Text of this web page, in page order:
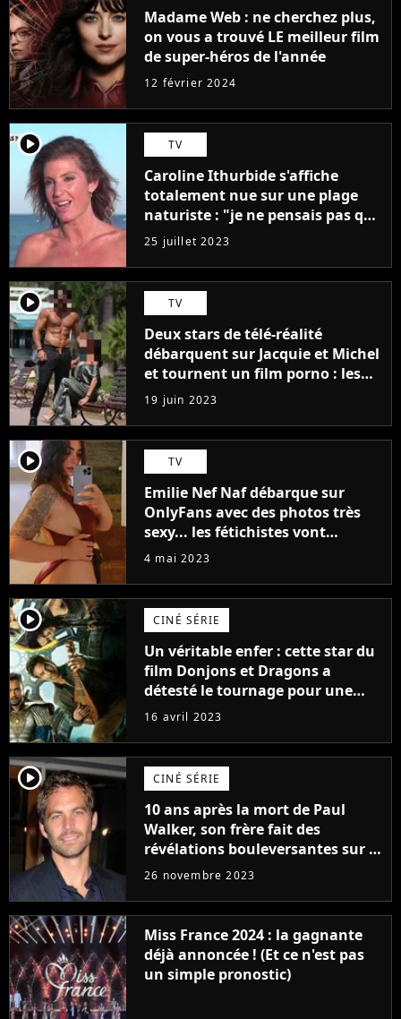
Madame Web : ne cherchez plus,
on vous a trouvé LE meilleur film
de super-héros de l'année
12 février 2024
player2 TV
Caroline Ithurbide s'affiche
totalement nue sur une plage
naturiste : "je ne pensais pas que
j'arriverais à le faire..."
25 juillet 2023
player2 TV
Deux stars de télé-réalité
débarquent sur Jacquie et Michel
et tournent un film porno : les
premières images du tournage
(exclu)
19 juin 2023
player2 TV
Emilie Nef Naf débarque sur
OnlyFans avec des photos très
sexy... les fétichistes vont
prendre leur pied !
4 mai 2023
player2 CINÉ SÉRIE
Un véritable enfer : cette star du
film Donjons et Dragons a
détesté le tournage pour une
raison très spéciale
16 avril 2023
player2 CINÉ SÉRIE
10 ans après la mort de Paul
Walker, son frère fait des
révélations bouleversantes sur la
réaction des acteurs de Fast and
26 novembre 2023
Miss France 2024 : la gagnante
déjà annoncée ! (Et ce n'est pas
un simple pronostic)